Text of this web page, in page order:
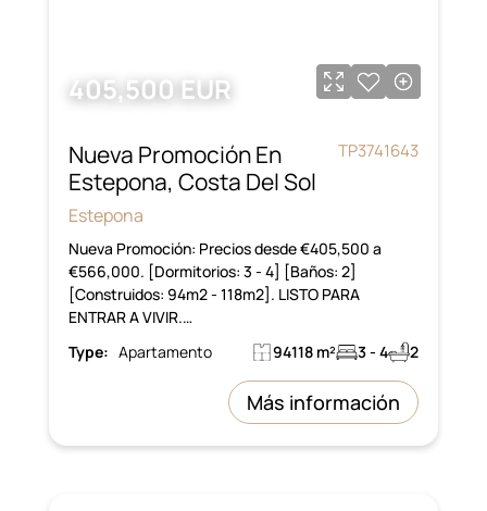
405,500 EUR
Nueva Promoción En
Estepona, Costa Del Sol
TP3741643
Estepona
Nueva Promoción: Precios desde €405,500 a
€566,000. [Dormitorios: 3 - 4] [Baños: 2]
[Construidos: 94m2 - 118m2]. LISTO PARA
ENTRAR A VIVIR.…
Type: Apartamento 94118 m² 3 - 4 2
Más información